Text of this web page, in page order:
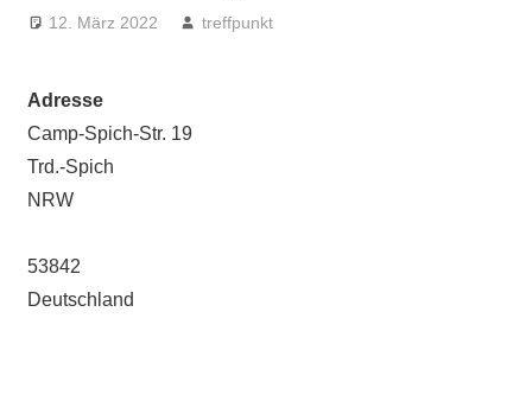
12. März 2022 treffpunkt
Adresse
Camp-Spich-Str. 19
Trd.-Spich
NRW
53842
Deutschland